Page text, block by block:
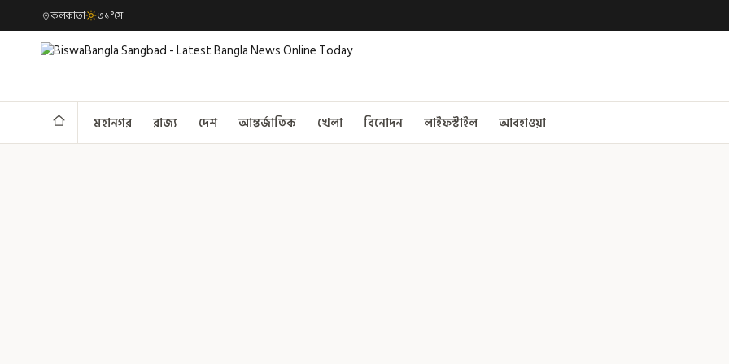
কলকাতা ৩১°সে
মহানগর রাজ্য দেশ আন্তর্জাতিক খেলা বিনোদন লাইফস্টাইল আবহাওয়া